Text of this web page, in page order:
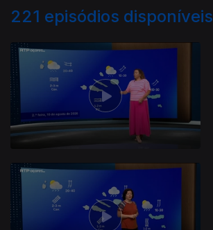
221 episódios disponíveis